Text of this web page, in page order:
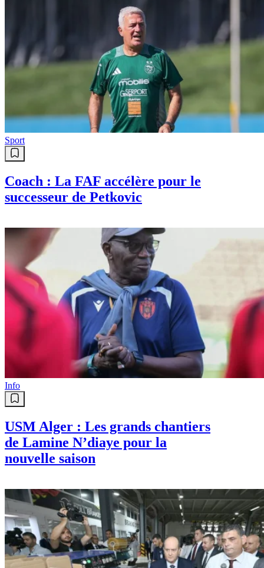
Sport
Coach : La FAF accélère pour le
successeur de Petkovic
Info
USM Alger : Les grands chantiers
de Lamine N’diaye pour la
nouvelle saison